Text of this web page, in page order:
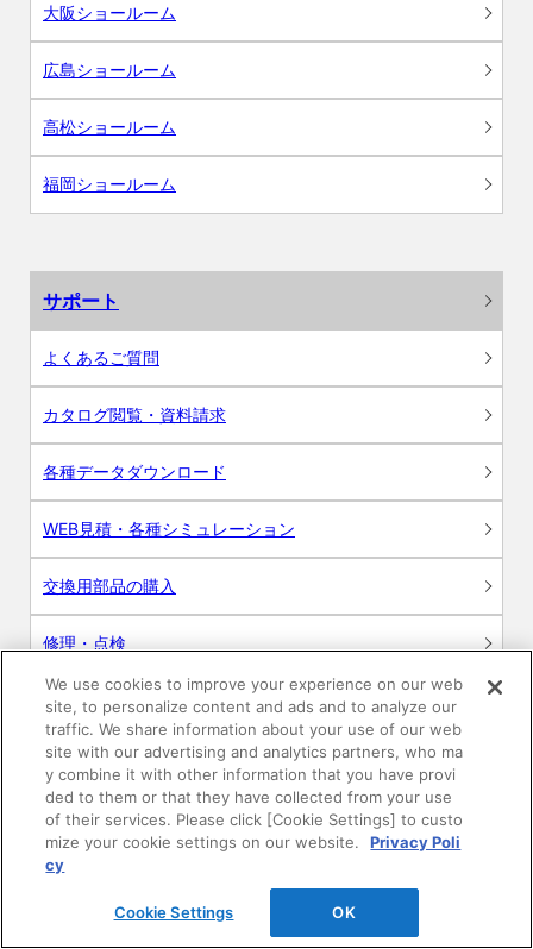
大阪ショールーム
広島ショールーム
高松ショールーム
福岡ショールーム
サポート
よくあるご質問
カタログ閲覧・資料請求
各種データダウンロード
WEB見積・各種シミュレーション
交換用部品の購入
修理・点検
お問い合わせ
ログイン
建築・設計関係者様向けサイト
ユーザー登録サービス
WEB見積システム
We use cookies to improve your experience on our web
site, to personalize content and ads and to analyze our
traffic. We share information about your use of our web
site with our advertising and analytics partners, who ma
y combine it with other information that you have provi
ded to them or that they have collected from your use
of their services. Please click [Cookie Settings] to custo
mize your cookie settings on our website.
Privacy Poli
cy
Cookie Settings OK